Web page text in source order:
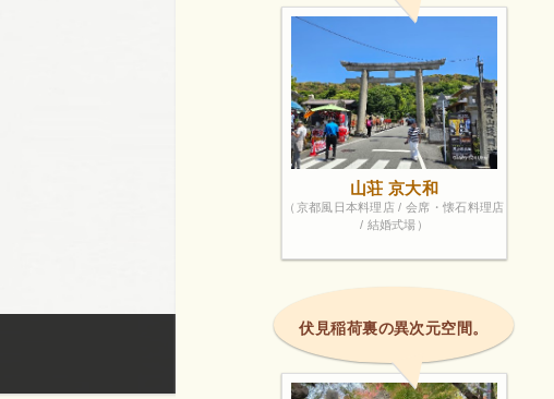
知人と都路里パフェ（1550円：税込）を頂きまし
山荘 京大和
（京都風日本料理店 / 会席・懐石料理店
/ 結婚式場）
伏見稲荷裏の異次元空間。